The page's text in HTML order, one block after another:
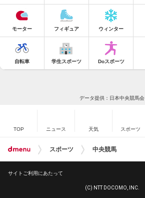
モーター フィギュア ウィンター
自転車 学生スポーツ Doスポーツ
データ提供：日本中央競馬会
TOP ニュース 天気 スポーツ
スポーツ 中央競馬
サイトご利用にあたって
(C) NTT DOCOMO, INC.